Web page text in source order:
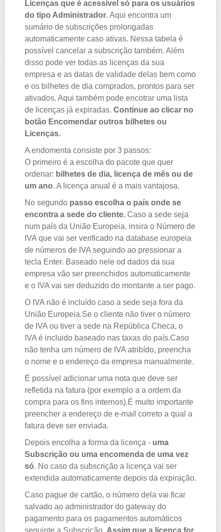
Licenças que é acessível só para os usuários
do tipo Administrador. Aqui encontra um
sumário de subscrições prolongadas
automaticamente caso ativas. Nessa tabela é
possível cancelar a subscrição também. Além
disso pode ver todas as licenças da sua
empresa e as datas de validade delas bem como
e os bilhetes de dia comprados, prontos para ser
ativados. Aqui também pode encotrar uma lista
de licenças já expiradas. Continue ao clicar no
botão Encomendar outros bilhetes ou
Licenças.
A endomenta consiste por 3 passos:
O primeiro é a escolha do pacote que quer
ordenar: bilhetes de dia, licença de mês ou de
um ano. A licença anual é a mais vantajosa.
No segundo passo escolha o país onde se
encontra a sede do cliente. Caso a sede seja
num país da União Europeia, insira o Número de
IVA que vai ser verificado na database europeia
de números de IVA seguindo ao pressionar a
tecla Enter. Baseado nele od dados da sua
empresa vão ser preenchidos automaticamente
e o IVA vai ser deduzido do montante a ser pago.
O IVA não é incluído caso a sede seja fora da
União Europeia.Se o cliente não tiver o número
de IVA ou tiver a sede na República Checa, o
IVA é incluido baseado nas taxas do país.Caso
não tenha um número de IVA atribído, preencha
o nome e o endereço da empresa manualmente.
É possível adicionar uma nota que deve ser
refletida na fatura (por exemplo a a ordem da
compra para os fins internos).É muito importante
preencher a endereço de e-mail correto a qual a
fatura deve ser enviada.
Depois encolha a forma da licença - uma
Subscrição ou uma encomenda de uma vez
só. No caso da subscrição a licença vai ser
extendida automaticamente depois da expiração.
Caso pague de cartão, o número dela vai ficar
salvado ao administrador do gateway do
pagamento para os pagamentos automáticos
seguinte a Subscrição. Assim que a licença for